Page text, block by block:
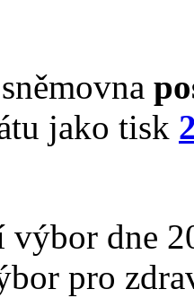
jako tisk
výbor dne
pro